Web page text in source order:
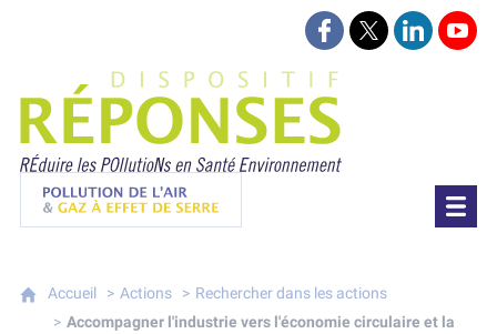
Pollution de l'air & gaz à effet de serre
Suivez-nous sur
Suivez-nous
Accueil Actions
Rechercher dans les actions
Accompagner l'industrie vers l'économie circulaire et la